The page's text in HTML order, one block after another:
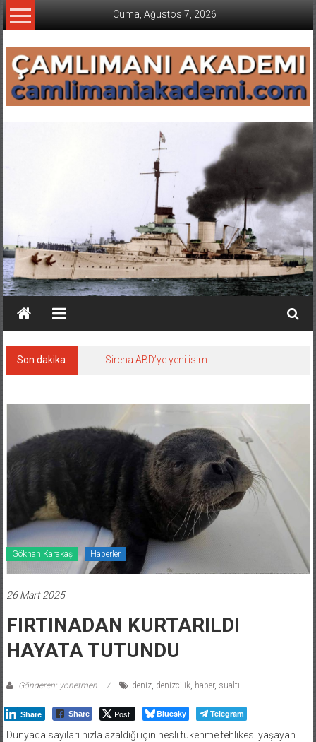
İçeriğe
geç
Cuma, Ağustos 7, 2026
Son dakika: Sirena ABD’ye yeni isim
Gökhan Karakaş Haberler
26 Mart 2025
FIRTINADAN KURTARILDI
HAYATA TUTUNDU
Gönderen: yonetmen deniz, denizcilik, haber, sualtı
Share Share Post Bluesky Telegram
Dünyada sayıları hızla azaldığı için nesli tükenme tehlikesi yaşayan